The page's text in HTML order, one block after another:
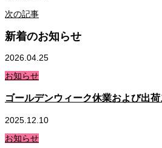
次の記事
新着のお知らせ
2026.04.25
お知らせ
ゴールデンウィーク休業および出
2025.12.10
お知らせ